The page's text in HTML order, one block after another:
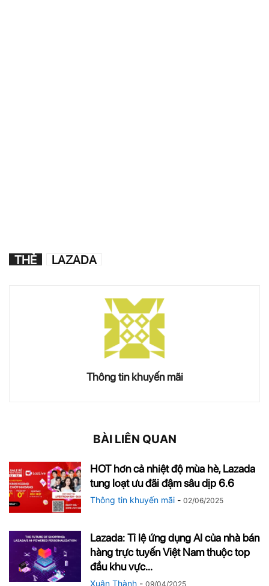
THẺ LAZADA
Thông tin khuyến mãi
BÀI LIÊN QUAN
HOT hơn cả nhiệt độ mùa hè, Lazada
tung loạt ưu đãi đậm sâu dịp 6.6
Thông tin khuyến mãi - 02/06/2025
Lazada: Tỉ lệ ứng dụng AI của nhà bán
hàng trực tuyến Việt Nam thuộc top
đầu khu vực...
Xuân Thành - 09/04/2025